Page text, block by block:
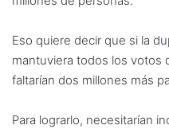
Eso quiere decir que si la
mantuviera todos los votos
faltarían dos millones más
Para lograrlo, necesitarían